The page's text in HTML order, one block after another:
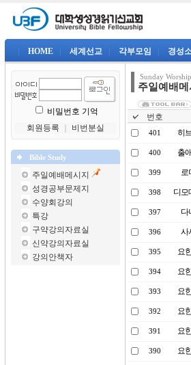
HOME 세계선교 각부모임 경성
비밀번호 기억
회원등록
비번분실
Bible Study
주일예배메시지
성경공부문제지
수양회강의
특강
구약강의자료실
신약강의자료실
강의안책자
Sunday
주일예배메
번호
401 히
400 출
399 로
398 디모
397 다
396 사
395 요
394 요
393 요
392 요
391 요
390 요